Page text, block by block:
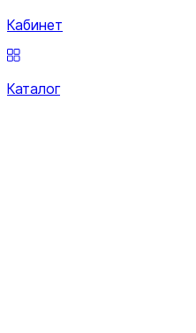
Кабинет
Каталог